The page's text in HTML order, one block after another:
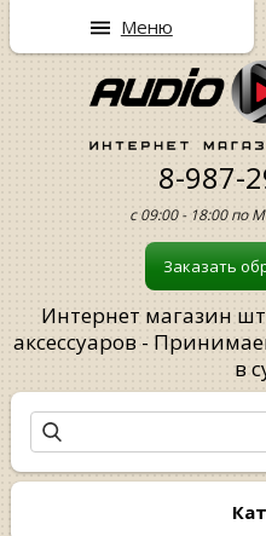
8-987-
с 09:00 - 18:00 по
Заказать
Интернет магазин
аксессуаров -
в
Меню